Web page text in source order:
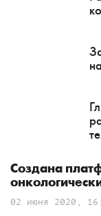
Создана
02 июня 2020,